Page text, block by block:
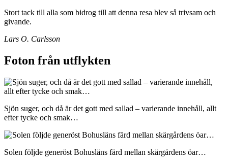
Stort tack till alla som bidrog till att denna resa blev så trivsam och
givande.
Lars O. Carlsson
Foton från utflykten
Sjön suger, och då är det gott med sallad – varierande innehåll, allt
efter tycke och smak…
Solen följde generöst Bohusläns färd mellan skärgårdens öar…